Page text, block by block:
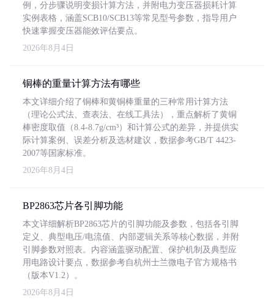
例，分步骤说明变损计算方法，并附电力变压器损耗计算
实例表格，涵盖SCB10/SCB13等常见型号参数，指导用户
快速掌握变压器能效评估要点。
2026年8月4日
铜棒的重量计算方法有哪些
本文详细介绍了铜棒和黄铜棒重量的三种常用计算方法
（理论公式法、查表法、在线工具法），重点解析了黄铜
棒密度取值（8.4-8.7g/cm³）和计算公式的差异，并提供实
际计算案例、误差分析及选材建议，数据参考GB/T 4423-
2007等国家标准。
2026年8月4日
BP2863芯片各引脚功能
本文详细解析BP2863芯片的引脚功能及参数，包括各引脚
定义、典型电压/电流值、内部逻辑关系等核心数据，并附
引脚参数对照表。内容涵盖驱动配置、保护机制及典型应
用电路设计要点，数据参考自杭州士兰微电子官方规格书
（版本V1.2）。
2026年8月4日